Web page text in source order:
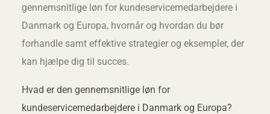
gennemsnitlige løn for kundeservicemedarbejdere i
Danmark og Europa, hvornår og hvordan du bør
forhandle samt effektive strategier og eksempler, der
kan hjælpe dig til succes.
Hvad er den gennemsnitlige løn for
kundeservicemedarbejdere i Danmark og Europa?